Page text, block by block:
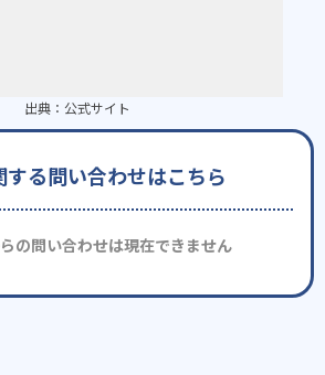
出典： 公式サイト
する問い合わせはこちら
の問い合わせは現在できません